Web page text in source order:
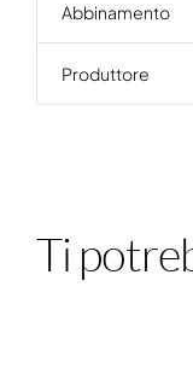
Abbinamento
Produttore
Ti